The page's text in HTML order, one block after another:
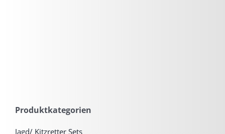
Produktkategorien
Jagd/ Kitzretter Sets